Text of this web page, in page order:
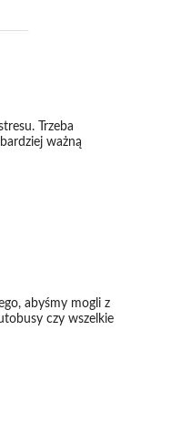
Trzeba
ważną
abyśmy mogli z
czy wszelkie